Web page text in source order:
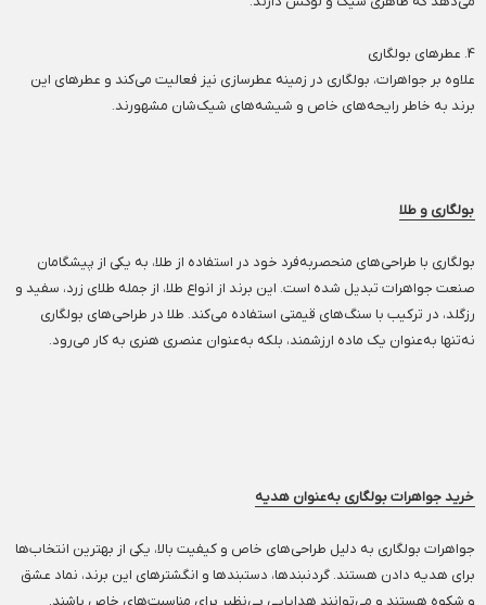
4. عطرهای بولگاری
علاوه بر جواهرات، بولگاری در زمینه عطرسازی نیز فعالیت می‌کند و عطرهای این
برند به خاطر رایحه‌های خاص و شیشه‌های شیک‌شان مشهورند.
بولگاری و طلا
بولگاری با طراحی‌های منحصر‌به‌فرد خود در استفاده از طلا، به یکی از پیشگامان
صنعت جواهرات تبدیل شده است. این برند از انواع طلا، از جمله طلای زرد، سفید و
رزگلد، در ترکیب با سنگ‌های قیمتی استفاده می‌کند. طلا در طراحی‌های بولگاری
نه‌تنها به‌عنوان یک ماده ارزشمند، بلکه به‌عنوان عنصری هنری به کار می‌رود.
خرید جواهرات بولگاری به‌عنوان هدیه
جواهرات بولگاری به دلیل طراحی‌های خاص و کیفیت بالا، یکی از بهترین انتخاب‌ها
برای هدیه دادن هستند. گردنبندها، دستبندها و انگشترهای این برند، نماد عشق
و شکوه هستند و می‌توانند هدایایی بی‌نظیر برای مناسبت‌های خاص باشند.